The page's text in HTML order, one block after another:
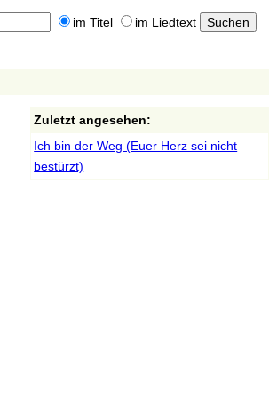
im Titel im Liedtext
Zuletzt angesehen:
Ich bin der Weg (Euer Herz sei nicht
bestürzt)